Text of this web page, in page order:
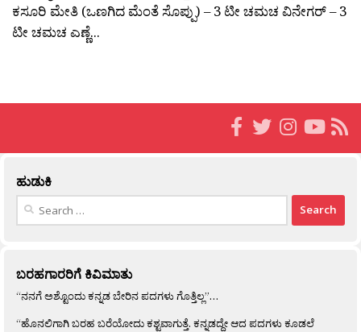
ಕಸೂರಿ ಮೇತಿ (ಒಣಗಿದ ಮೆಂತೆ ಸೊಪ್ಪು) – 3 ಟೀ ಚಮಚ ವಿನೇಗರ್‍ – 3
ಟೀ ಚಮಚ ಎಣ್ಣೆ...
ಹುಡುಕಿ
Search
ಬರಹಗಾರರಿಗೆ ಕಿವಿಮಾತು
“ನನಗೆ ಅಶ್ಟೊಂದು ಕನ್ನಡ ಬೇರಿನ ಪದಗಳು ಗೊತ್ತಿಲ್ಲ”…
“ಹೊನಲಿಗಾಗಿ ಬರಹ ಬರೆಯೋದು ಕಶ್ಟವಾಗುತ್ತೆ. ಕನ್ನಡದ್ದೇ ಆದ ಪದಗಳು ಕೂಡಲೆ